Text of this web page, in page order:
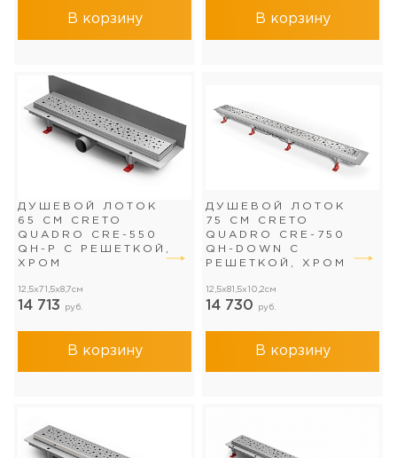
В корзину В корзину
ДУШЕВОЙ ЛОТОК
65 СМ CRETO
QUADRO CRE-550
QH-P С РЕШЕТКОЙ,
ХРОМ
12,5x71,5x8,7см
14 713 руб.
В корзину
ДУШЕВОЙ ЛОТОК
75 СМ CRETO
QUADRO CRE-750
QH-DOWN С
РЕШЕТКОЙ, ХРОМ
12,5x81,5x10,2см
14 730 руб.
В корзину